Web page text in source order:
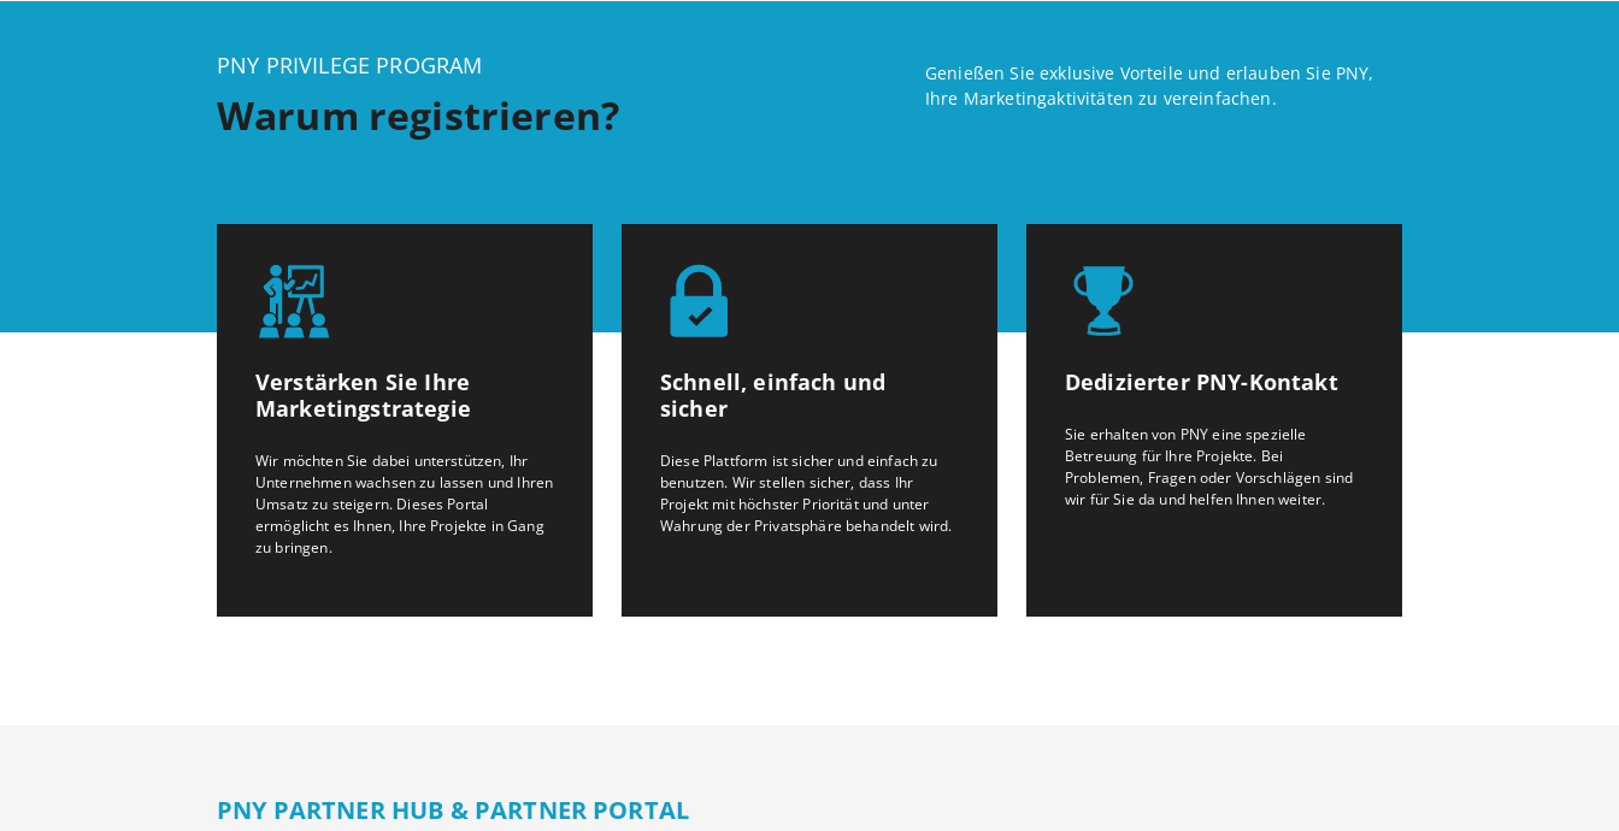
PNY PRIVILEGE PROGRAM
Warum registrieren?
Genießen Sie exklusive Vorteile und erlauben Sie PNY,
Ihre Marketingaktivitäten zu vereinfachen.
Verstärken Sie Ihre
Marketingstrategie
Wir möchten Sie dabei unterstützen, Ihr
Unternehmen wachsen zu lassen und Ihren
Umsatz zu steigern. Dieses Portal
ermöglicht es Ihnen, Ihre Projekte in Gang
zu bringen.
Schnell, einfach und
sicher
Diese Plattform ist sicher und einfach zu
benutzen. Wir stellen sicher, dass Ihr
Projekt mit höchster Priorität und unter
Wahrung der Privatsphäre behandelt wird.
Dedizierter PNY-Kontakt
Sie erhalten von PNY eine spezielle
Betreuung für Ihre Projekte. Bei
Problemen, Fragen oder Vorschlägen sind
wir für Sie da und helfen Ihnen weiter.
PNY PARTNER HUB & PARTNER PORTAL